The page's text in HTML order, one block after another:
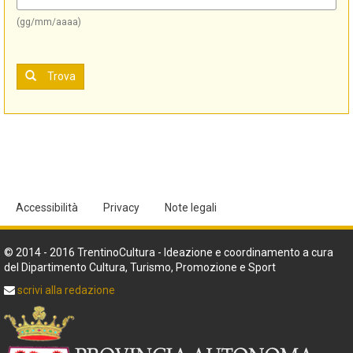
(gg/mm/aaaa)
Trova
Accessibilità Privacy Note legali
© 2014 - 2016 TrentinoCultura - Ideazione e coordinamento a cura
del Dipartimento Cultura, Turismo, Promozione e Sport
scrivi alla redazione